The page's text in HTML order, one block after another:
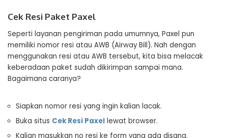
Cek Resi Paket Paxel
Seperti layanan pengiriman pada umumnya, Paxel pun
memiliki nomor resi atau AWB (Airway Bill). Nah dengan
menggunakan resi atau AWB tersebut, kita bisa melacak
keberadaan paket sudah dikirimpan sampai mana.
Bagaimana caranya?
Siapkan nomor resi yang ingin kalian lacak.
Buka situs Cek Resi Paxel lewat browser.
Kalian masukkan no resi ke form yang ada disana.